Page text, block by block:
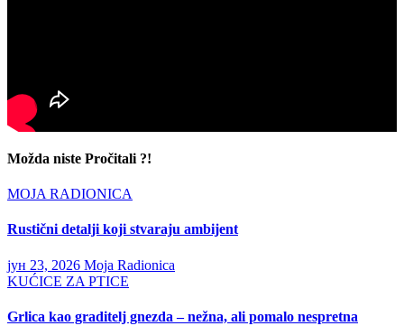
Možda niste Pročitali ?!
MOJA RADIONICA
Rustični detalji koji stvaraju ambijent
јун 23, 2026 Moja Radionica
KUĆICE ZA PTICE
Grlica kao graditelj gnezda – nežna, ali pomalo nespretna